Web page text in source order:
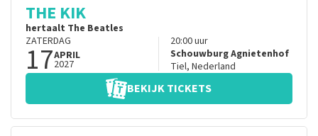
THE KIK
hertaalt The Beatles
ZATERDAG
17APRIL
2027
20:00uur
Schouwburg Agnietenhof
Tiel, Nederland
BEKIJK TICKETS